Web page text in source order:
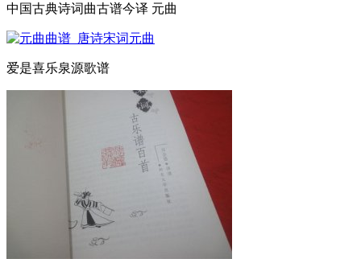
中国古典诗词曲古谱今译 元曲
爱是喜乐泉源歌谱